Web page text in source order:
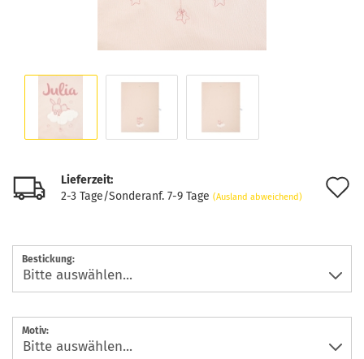
Lieferzeit:
2-3 Tage/Sonderanf. 7-9 Tage (Ausland abweichend)
Bestickung:
Motiv: